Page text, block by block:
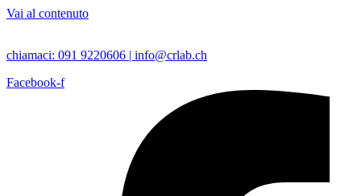
Vai al contenuto
chiamaci: 091 9220606 | info@crlab.ch
Facebook-f